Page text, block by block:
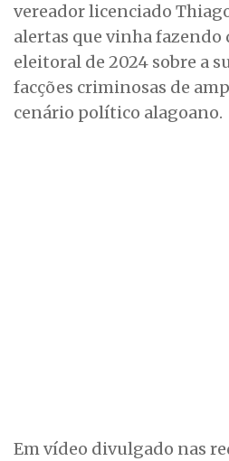
vereador licenciado
alertas que vinha fazendo
eleitoral de 2024 sobre a
facções criminosas de
cenário político alagoano.
Em vídeo divulgado nas